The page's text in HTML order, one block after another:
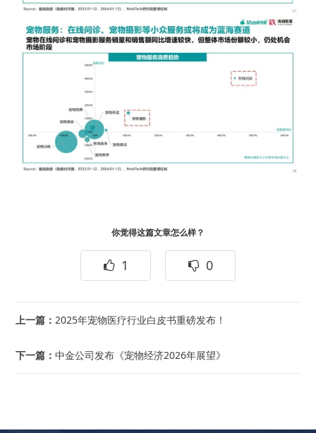
你觉得这篇文章怎么样？
1 0
上一篇： 2025年宠物医疗行业白皮书重磅发布！
下一篇：中金公司发布《宠物经济2026年展望》